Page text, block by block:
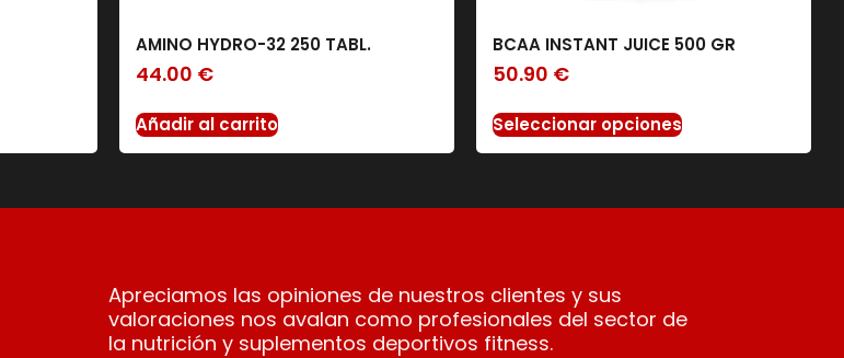
AMINO HYDRO-32 250 TABL.
44.00 €
Añadir al carrito
BCAA INSTANT JUICE 500 GR
50.90 €
Seleccionar opciones
Apreciamos las opiniones de nuestros clientes y sus
valoraciones nos avalan como profesionales del sector de
la nutrición y suplementos deportivos fitness.